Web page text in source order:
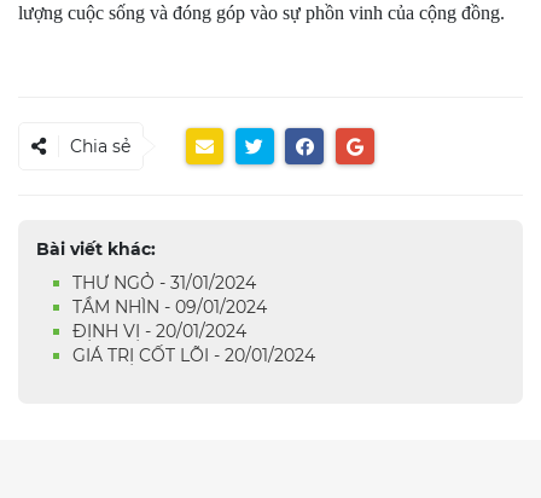
lượng cuộc sống và đóng góp vào sự phồn vinh của cộng đồng.
Chia sẻ
Bài viết khác:
THƯ NGỎ - 31/01/2024
TẦM NHÌN - 09/01/2024
ĐỊNH VỊ - 20/01/2024
GIÁ TRỊ CỐT LÕI - 20/01/2024